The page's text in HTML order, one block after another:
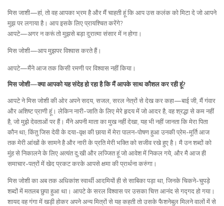
मिस जाशी—हां, तो वह आपका भ्रम है और मैं चाहती हूं कि आप उस कलंक को मिटा दे जो आपने
मुझ पर लगाया है। आप इसके लिए प्रायश्चित करेंगे?
आपटे—अगर न करूं तो मुझसे बड़ा दुरात्मा संसार में न होगा।
मिस जोशी—आप मुझपर विश्वास करते हैं।
आपटे—मैंने आज तक किसी रमणी पर विश्वास नहीं किया।
मिस जोशी—क्या आपको यह संदेह हो रहा है कि मैं आपके साथ कौशल कर रही हूं?
आपटे ने मिस जोशी की ओर अपने सदय, सजल, सरल नेत्रों से देख कर कहा—बाई जी, मैं गंवार
और अशिष्ट प्राणी हूं। लेकिन नारी-जाति के लिए मेरे हृदय में जो आदर है, वह श्रद्धा से कम नहीं
है, जो मुझे देवताओं पर हैं। मैंने अपनी माता का मुख नहीं देखा, यह भी नहीं जानता कि मेरा पिता
कौन था; किंतु जिस देवी के दया-वृक्ष की छाया में मेरा पालन-पोषण हुआ उनकी प्रेम-मूर्ति आज
तक मेरी आंखों के सामने है और नारी के प्रति मेरी भक्ति को सजीव रखे हुए है। मै उन शब्दों को
मुंह से निकालने के लिए अत्यंत दु:खी और लज्जित हूं जो आवेश में निकल गये, और मै आज ही
समाचार-पत्रों में खेद प्रकट करके आपसे क्षमा की प्रार्थना करुंगा।
मिस जोशी का अब तक अधिकांश स्वार्थी आदमियों ही से साबिका पड़ा था, जिनके चिकने-चुपड़े
शब्दों में मतलब छुपा हुआ था। आपटे के सरल विश्वास पर उसका चित्त आनंद से गद्गद हो गया।
शायद वह गंगा में खड़ी होकर अपने अन्य मित्रों से यह कहती तो उसके फैशनेबुल मिलने वालों में से